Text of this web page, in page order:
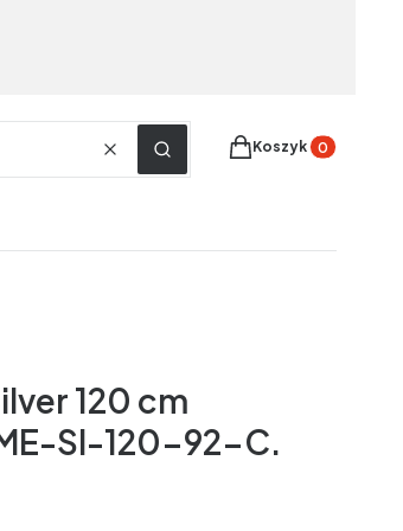
WyczyśćSzukaj
Produkty w
Koszyk
120 cm
SI-120-92-C.
0)